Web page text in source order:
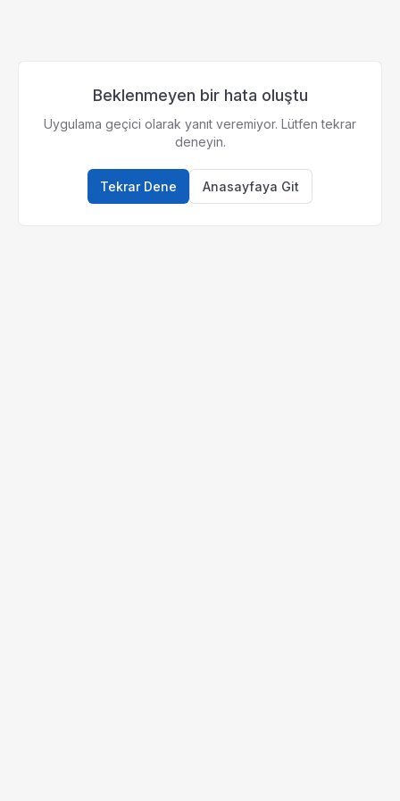
Beklenmeyen bir hata oluştu
Uygulama geçici olarak yanıt veremiyor. Lütfen tekrar
deneyin.
Tekrar Dene Anasayfaya Git